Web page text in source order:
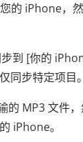
的 iPhone，
到 [你的
同步特定项目。
的 MP3 文件
iPhone。